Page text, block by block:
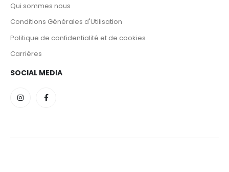
Qui sommes nous
Conditions Générales d'Utilisation
Politique de confidentialité et de cookies
Carrières
SOCIAL MEDIA